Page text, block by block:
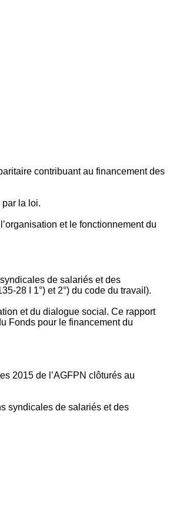
contribuant au financement des
la loi.
et le fonctionnement du
de salariés et des
I 1°) et 2°) du code du travail).
et du dialogue social. Ce rapport
Fonds pour le financement du
2015 de l’AGFPN clôturés au
syndicales de salariés et des